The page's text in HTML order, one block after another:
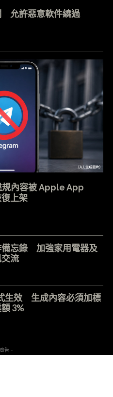
允許惡意軟件繞過
內容被 Apple App
上架
備忘錄 加強家用電器及
流
生效 生成內容必須加標
3%
告 -